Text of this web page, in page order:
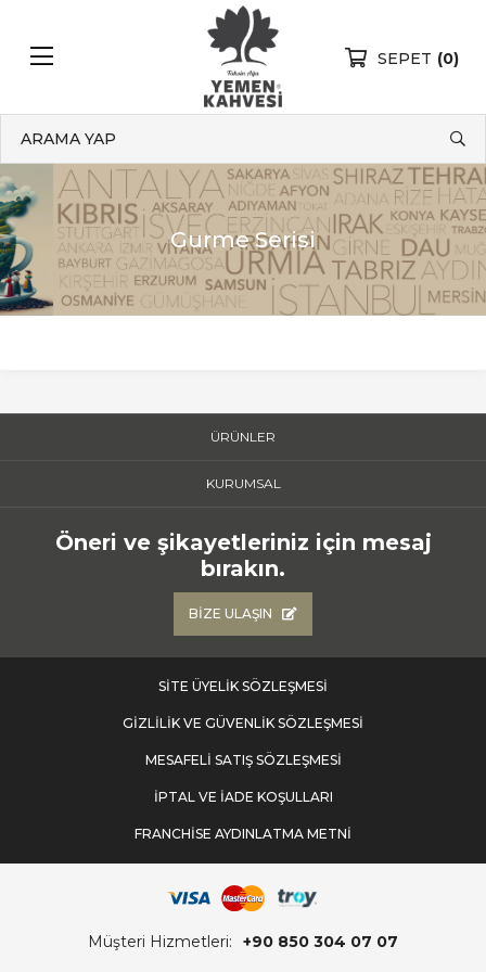
ARAMA YAP
SEPET (0)
Gurme Serisi
ÜRÜNLER
KURUMSAL
Öneri ve şikayetleriniz için mesaj
bırakın.
BIZE ULAŞIN
SITE ÜYELIK SÖZLEŞMESI
GIZLILIK VE GÜVENLIK SÖZLEŞMESI
MESAFELI SATIŞ SÖZLEŞMESI
İPTAL VE İADE KOŞULLARI
FRANCHİSE AYDINLATMA METNİ
Müşteri Hizmetleri: +90 850 304 07 07